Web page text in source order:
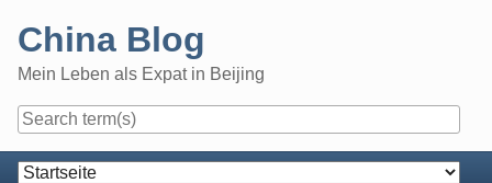
content
China Blog
Mein Leben als Expat in Beijing
Navigation